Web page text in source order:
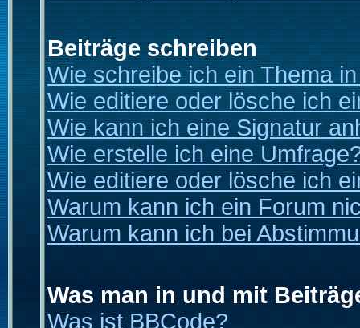
Beiträge schreiben
Wie schreibe ich ein Thema
Wie editiere oder lösche ich
Wie kann ich eine Signatur
Wie erstelle ich eine
Wie editiere oder lösche ich
Warum kann ich ein Forum
Warum kann ich bei
Was man in und mit
Was ist BBCode?